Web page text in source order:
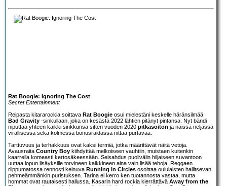
Rat Boogie: Ignoring The Cost
Secret Entertainment
Reipasta kitararockia soittava Rat Boogie osui mielestäni keskelle häränsilmää
Bad Gravity -sinkullaan, joka on kesästä 2022 lähtien pitänyt pintansa. Nyt bändi
niputtaa yhteen kaikki sinkkunsa sitten vuoden 2020 pitkäsoiton ja näissä neljässä
virallisessa sekä kolmessa bonusraidassa riittää purtavaa.
Tarttuvuus ja terhakkuus ovat kaksi termiä, jotka määrittävät näitä vetoja.
Avausraita Country Boy kiihdyttää melkoiseen vauhtiin, muistaen kuitenkin
kaarrella komeasti kertosäkeessään. Seisahdus puolivälin hiljaiseen suvantoon
uuttaa lopun lisäyksille torvineen kaikkineen aina vain lisää tehoja. Reggaen
riippumatossa rennosti keinuva Running in Circles osoittaa oululaisten hallitsevan
pehmeämmänkin puristuksen. Tarina ei kerro ken tuotannosta vastaa, mutta
hommat ovat rautaisesti hallussa. Kasarin hard rockia kierrättävä Away from the